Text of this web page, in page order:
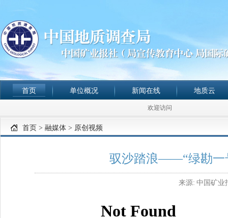
首页
欢迎访问
单位概况 新闻在线 地质云
首页 > 融媒体 > 原创视频
驭沙踏浪——“绿勘一
来源: 中国矿业